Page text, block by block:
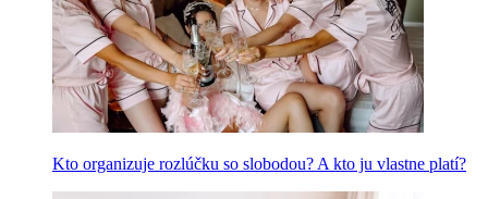
Kto organizuje rozlúčku so slobodou? A kto ju vlastne platí?